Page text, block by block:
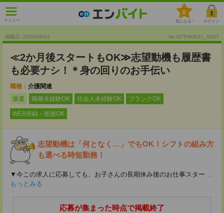
メニュー
0
気になる！ ログイン
掲載日 :2026/08/01 No.NTTHKKO1_SDJT
≪2か月後スタートもOK≫志望動機も履歴書
も必要ナシ！＊身の回りのお手伝い
職種： 介護関連
派遣
職種未経験OK 社会人未経験OK ブランクOK
WEB登録・面接OK
志望動機は「何となく…」でもOK！シフトの組み方
も選べる時短勤務！
▼今この求人に応募しても、お子さんの長期休み後のお仕事スター ...
もっとみる
応募が集まった時点で掲載終了